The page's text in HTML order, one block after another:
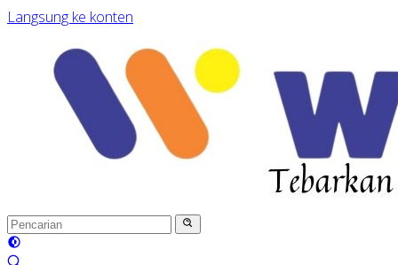
Langsung ke konten